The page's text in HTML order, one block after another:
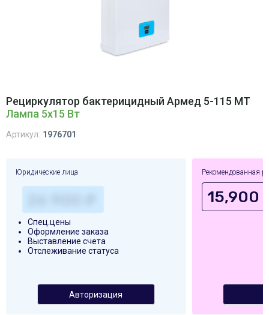
Рециркулятор бактерицидный Армед 5-115 МТ
Лампа 5х15 Вт
Артикул: 1976701
Юридические лица
Спец.цены
Оформление заказа
Выставление счета
Отслеживание статуса
Авторизация
Рекомендованная
15,900